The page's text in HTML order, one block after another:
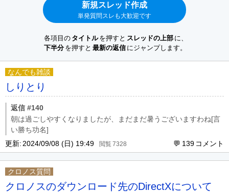
新規スレッド作成
単発質問スレも大歓迎です
各項目の タイトル を押すと スレッドの上部 に、
下半分 を押すと 最新の返信 にジャンプします。
なんでも雑談
しりとり
返信 #140
朝は過ごしやすくなりましたが、まだまだ暑うございますわね[言
い勝ち功名]
更新: 2024/09/08 (日) 19:49 7328 139
クロノス質問
クロノスのダウンロード先のDirectXについて